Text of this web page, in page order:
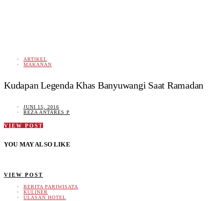
ARTIKEL
MAKANAN
Kudapan Legenda Khas Banyuwangi Saat Ramadan
JUNI 15, 2016
REZA ANTARES P
VIEW POST
YOU MAY ALSO LIKE
VIEW POST
BERITA PARIWISATA
KULINER
ULASAN HOTEL